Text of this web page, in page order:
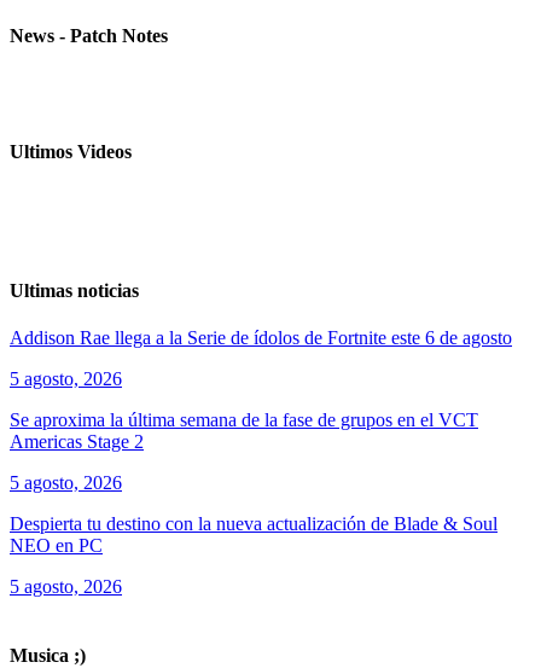
News - Patch Notes
Ultimos Videos
Ultimas noticias
Addison Rae llega a la Serie de ídolos de Fortnite este 6 de agosto
5 agosto, 2026
Se aproxima la última semana de la fase de grupos en el VCT
Americas Stage 2
5 agosto, 2026
Despierta tu destino con la nueva actualización de Blade & Soul
NEO en PC
5 agosto, 2026
Musica ;)